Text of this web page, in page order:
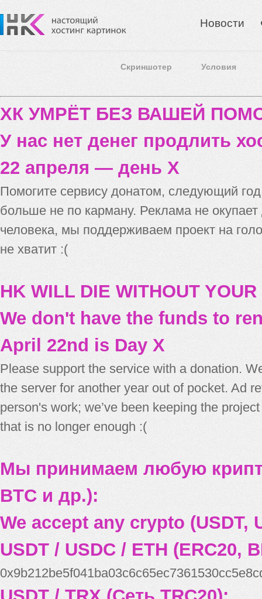
Новости
Скриншотер Условия
ХК УМРЁТ БЕЗ ВАШЕЙ
У нас нет денег продлить
22 апреля — день X
Помогите сервису донатом, следующий
больше не по карману. Реклама не
человека, мы поддерживаем проект на
не хватит :(
HK WILL DIE WITHOUT
We don't have the funds to
April 22nd is Day X
Please support the service with a donation.
the server for another year out of pocket. Ad
person's work; we’ve been keeping the
that is no longer enough :(
Мы принимаем любую
BTC и др.):
We accept any crypto (USDT,
USDT / USDC / ETH (ERC20,